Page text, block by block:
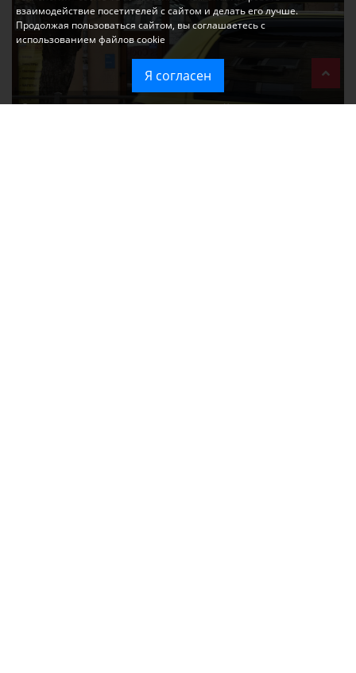
Ozon перестал принимать новые заказы в Крым
взаимодействие посетителей с сайтом и делать его лучше.
Продолжая пользоваться сайтом, вы соглашаетесь с
использованием файлов cookie
Я согласен